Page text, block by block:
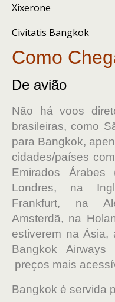
Xixerone
Civitatis Bangkok
Como
De avião
Não há voos
brasileiras, como
para Bangkok,
cidades/países
Emirados Árabes
Londres, na
Frankfurt, na
Amsterdã, na
estiverem na Ásia,
Bangkok
preços mais
Bangkok é servida